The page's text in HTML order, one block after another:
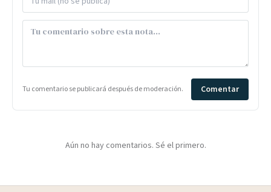
Tu comentario se publicará después de moderación. Comentar
Aún no hay comentarios. Sé el primero.